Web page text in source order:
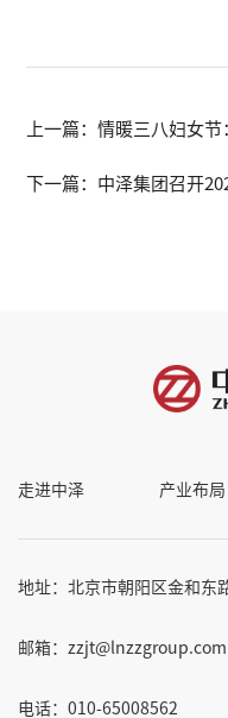
上一篇：情暖三八妇女
下一篇：中泽集团召开
走进中泽 产业布局
地址：北京市朝阳区金和东
邮箱：zzjt@lnzzgroup.com
电话：010-65008562